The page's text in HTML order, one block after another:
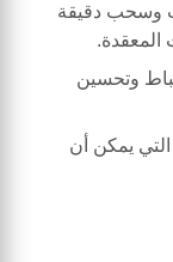
وسحب دقيقة
المعقدة.
وتحسين
التي يمكن أن